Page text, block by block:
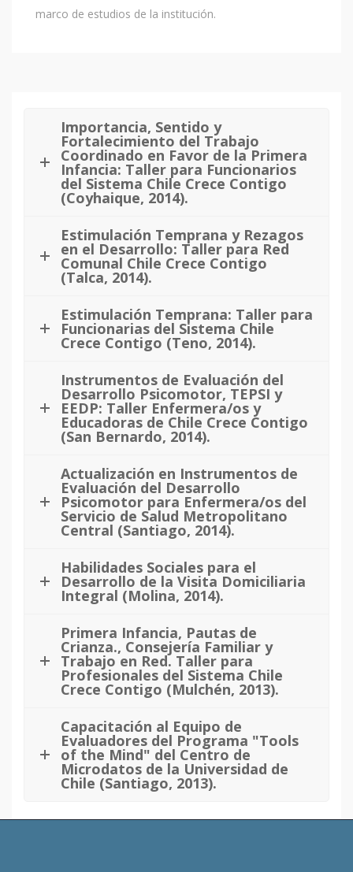
marco de estudios de la institución.
Importancia, Sentido y
Fortalecimiento del Trabajo
Coordinado en Favor de la Primera
Infancia: Taller para Funcionarios
del Sistema Chile Crece Contigo
(Coyhaique, 2014).
Estimulación Temprana y Rezagos
en el Desarrollo: Taller para Red
Comunal Chile Crece Contigo
(Talca, 2014).
Estimulación Temprana: Taller para
Funcionarias del Sistema Chile
Crece Contigo (Teno, 2014).
Instrumentos de Evaluación del
Desarrollo Psicomotor, TEPSI y
EEDP: Taller Enfermera/os y
Educadoras de Chile Crece Contigo
(San Bernardo, 2014).
Actualización en Instrumentos de
Evaluación del Desarrollo
Psicomotor para Enfermera/os del
Servicio de Salud Metropolitano
Central (Santiago, 2014).
Habilidades Sociales para el
Desarrollo de la Visita Domiciliaria
Integral (Molina, 2014).
Primera Infancia, Pautas de
Crianza., Consejería Familiar y
Trabajo en Red. Taller para
Profesionales del Sistema Chile
Crece Contigo (Mulchén, 2013).
Capacitación al Equipo de
Evaluadores del Programa "Tools
of the Mind" del Centro de
Microdatos de la Universidad de
Chile (Santiago, 2013).